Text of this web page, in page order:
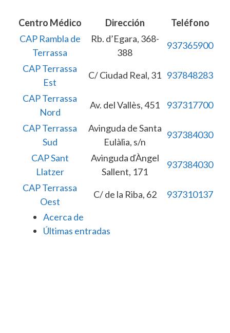
Centro Médico Dirección
Teléfono
CAP Rambla de
Terrassa
Rb. d’Egara, 368-
388
937365900
CAP Terrassa
Est
C/ Ciudad Real, 31 937848283
CAP Terrassa
Nord
Av. del Vallès, 451 937317700
CAP Terrassa
Sud
Avinguda de Santa
Eulàlia, s/n
937384030
CAP Sant
Llatzer
Avinguda ďÀngel
Sallent, 171
937384030
CAP Terrassa
Oest
C/ de la Riba, 62
937310137
Acerca de
Últimas entradas